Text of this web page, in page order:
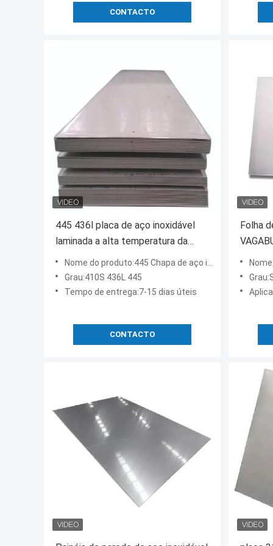
CONTACTO
445 436l placa de aço inoxidável
laminada a alta temperatura da
folha 0.3mm 410
Nome do produto:445 Chapa de aço inoxidável
Grau:410S 436L 445
Tempo de entrega:7-15 dias úteis
CONTACTO
Folha
Nome